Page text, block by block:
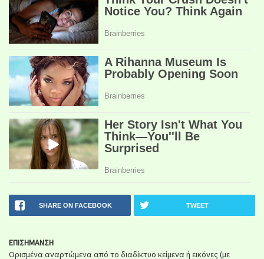
SHARE ON FACEBOOK TWEET
ΕΠΙΣΗΜΑΝΣΗ
Ορισμένα αναρτώμενα από το διαδίκτυο κείμενα ή εικόνες (με